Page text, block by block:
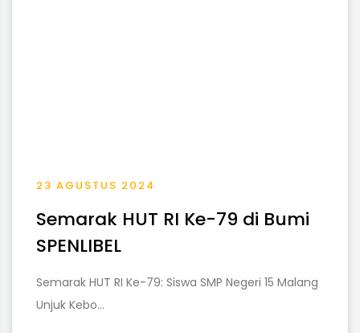
23 AGUSTUS 2024
Semarak HUT RI Ke-79 di Bumi
SPENLIBEL
Semarak HUT RI Ke-79: Siswa SMP Negeri 15 Malang
Unjuk Kebo...